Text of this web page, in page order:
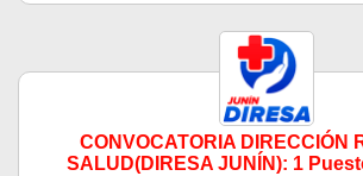
CONVOCATORIA DIRECCIÓN
SALUD(DIRESA JUNÍN): 1